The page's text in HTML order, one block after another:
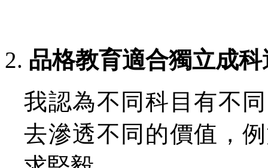
品格教育適合獨立成
我認為不同科目有不
去滲透不同的價值，